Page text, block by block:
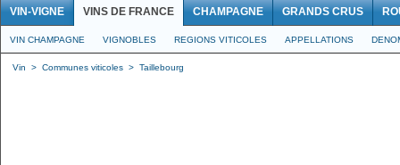
VIN-VIGNE VINS DE FRANCE CHAMPAGNE GRANDS CRUS
VIN CHAMPAGNE VIGNOBLES REGIONS VITICOLES APPELLATIONS
Vin > Communes viticoles > Taillebourg